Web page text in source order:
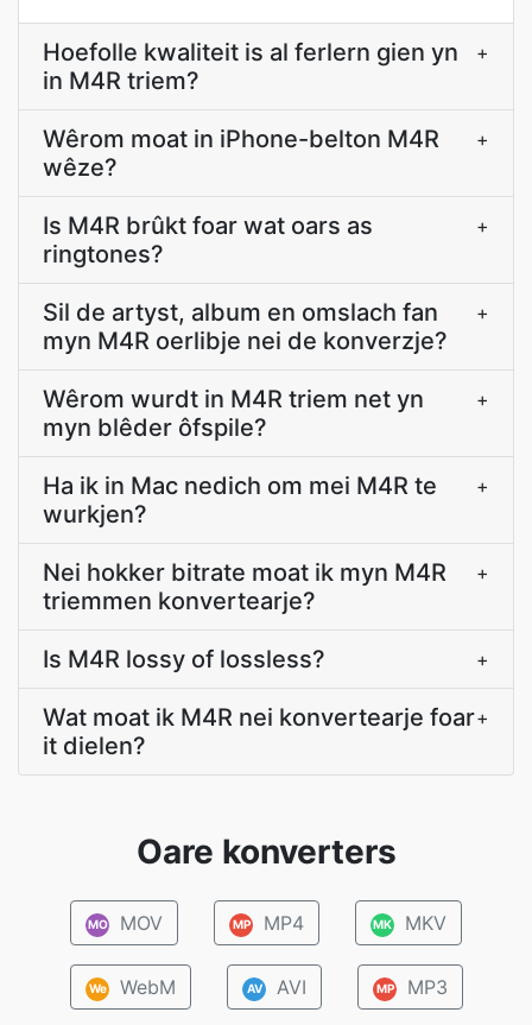
Hoefolle kwaliteit is al ferlern gien yn
in M4R triem?
+
Wêrom moat in iPhone-belton M4R
wêze?
+
Is M4R brûkt foar wat oars as
ringtones?
+
Sil de artyst, album en omslach fan
myn M4R oerlibje nei de konverzje?
+
Wêrom wurdt in M4R triem net yn
myn blêder ôfspile?
+
Ha ik in Mac nedich om mei M4R te
wurkjen?
+
Nei hokker bitrate moat ik myn M4R
triemmen konvertearje?
+
Is M4R lossy of lossless? +
Wat moat ik M4R nei konvertearje foar
it dielen?
+
Oare konverters
MO MOV MP MP4 MK MKV
We WebM AV AVI MP MP3